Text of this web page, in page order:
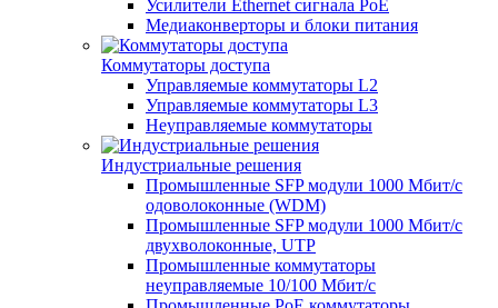
Усилители Ethernet сигнала PoE
Медиаконверторы и блоки питания
Коммутаторы доступа
Управляемые коммутаторы L2
Управляемые коммутаторы L3
Неуправляемые коммутаторы
Индустриальные решения
Промышленные SFP модули 1000 Мбит/c
одоволоконные (WDM)
Промышленные SFP модули 1000 Мбит/c
двухволоконные, UTP
Промышленные коммутаторы
неуправляемые 10/100 Мбит/с